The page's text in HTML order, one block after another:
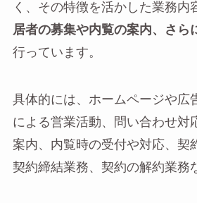
く、その特徴を活かした業務内
居者の募集や内覧の案内、さら
行っています。
具体的には、ホームページや広
による営業活動、問い合わせ対
案内、内覧時の受付や対応、契
契約締結業務、契約の解約業務